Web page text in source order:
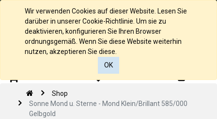
Deutsch
0
Wir verwenden Cookies auf dieser Website. Lesen Sie
darüber in unserer Cookie-Richtlinie. Um sie zu
deaktivieren, konfigurieren Sie Ihren Browser
ordnungsgemäß. Wenn Sie diese Website weiterhin
nutzen, akzeptieren Sie diese.
OK
Shop
Sonne Mond u. Sterne - Mond Klein/Brillant 585/000
Gelbgold